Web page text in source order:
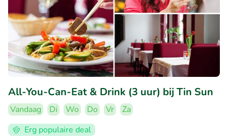
All-You-Can-Eat & Drink (3 uur) bij Tin Sun
Vandaag Di Wo Do Vr
Za
Erg populaire deal